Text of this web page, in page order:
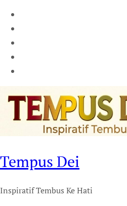
Tempus Dei
Inspiratif Tembus Ke Hati